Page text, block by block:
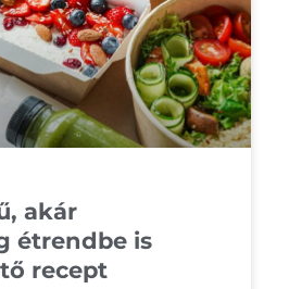
akár
étrendbe is
recept